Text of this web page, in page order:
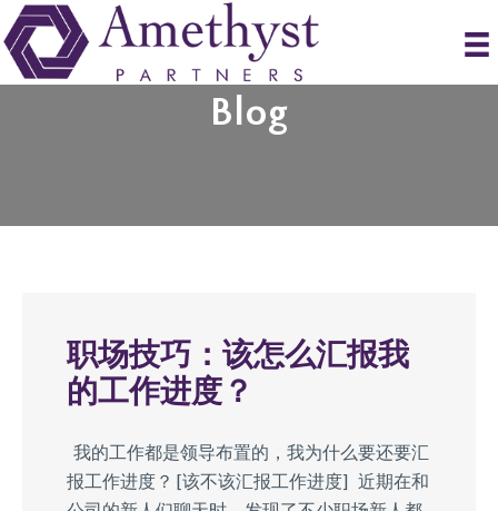
Blog
职场技巧：该怎么汇报我
的工作进度？
我的工作都是领导布置的，我为什么要还要汇
报工作进度？ ​​[该不该汇报工作进度] 近期在和